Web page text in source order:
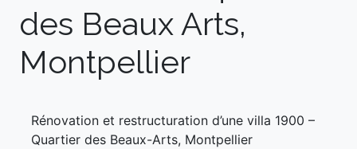
des Beaux Arts,
Montpellier
Rénovation et restructuration d’une villa 1900 –
Quartier des Beaux-Arts, Montpellier